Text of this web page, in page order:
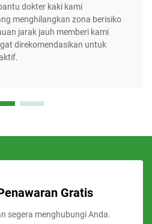
dokter kaki kami
menghilangkan zona berisiko
jarak jauh memberi kami
direkomendasikan untuk
Gratis
segera menghubungi Anda.